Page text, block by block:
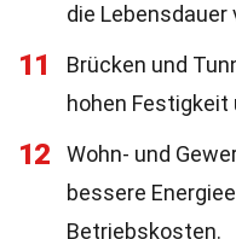
die Lebensdauer
11
Brücken und
hohen
12
Wohn- und
bessere
Betriebskosten.